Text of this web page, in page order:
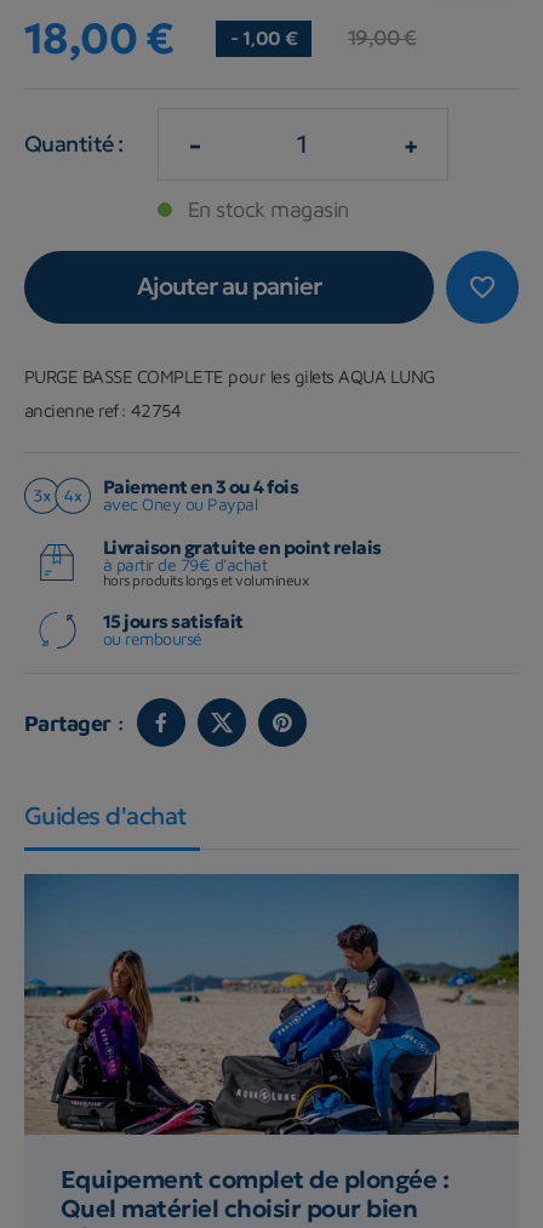
18,00 € - 1,00 € 19,00 €
Quantité : - +
En stock magasin
favorite_border
Ajouter au panier
PURGE BASSE COMPLETE pour les gilets AQUA LUNG
ancienne ref: 42754
Paiement en 3 ou 4 fois
avec Oney ou Paypal
Livraison gratuite en point relais
à partir de 79€ d'achat
hors produits longs et volumineux
15 jours satisfait
ou remboursé
Partager :
Guides d'achat
Equipement complet de plongée :
Quel matériel choisir pour bien